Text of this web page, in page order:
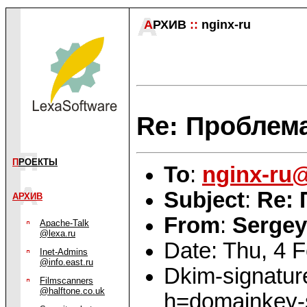
П РОЕКТЫ
АРХИВ
Apache-Talk
@lexa.ru
Inet-Admins
@info.east.ru
Filmscanners
@halftone.co.uk
АРХИВ :: nginx-ru
Re:
To: nginx-
Subject: Re:
From:
Date: Thu, 4
Dkim-